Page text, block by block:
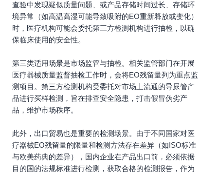
查验中发现疑似质量问题、或产品存储时间过长、存储环
境异常（如高温高湿可能导致吸附的EO重新释放或变化）
时，医疗机构可能会委托第三方检测机构进行抽检，以确
保临床使用的安全性。
第三类适用场景是市场监管与抽检。相关监管部门在开展
医疗器械质量监督抽检工作时，会将EO残留量列为重点监
测项目。第三方检测机构受委托对市场上流通的导尿管产
品进行买样检测，旨在排查安全隐患，打击假冒伪劣产
品，维护市场秩序。
此外，出口贸易也是重要的检测场景。由于不同国家对医
疗器械EO残留量的限量和检测方法存在差异（如ISO标准
与欧美药典的差异），国内企业在产品出口前，必须依据
目的国的法规标准进行检测，获取合格的检测报告，作为